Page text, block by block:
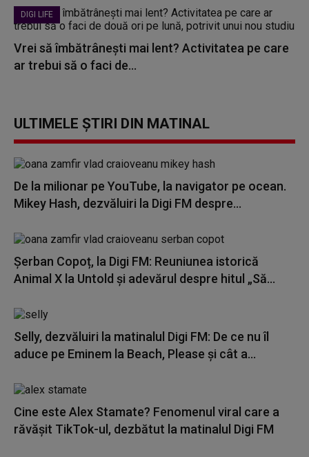
DIGI LIFE
Vrei să îmbătrânești mai lent? Activitatea pe care
ar trebui să o faci de...
ULTIMELE ȘTIRI DIN MATINAL
De la milionar pe YouTube, la navigator pe ocean.
Mikey Hash, dezvăluiri la Digi FM despre...
Șerban Copoț, la Digi FM: Reuniunea istorică
Animal X la Untold și adevărul despre hitul „Să...
Selly, dezvăluiri la matinalul Digi FM: De ce nu îl
aduce pe Eminem la Beach, Please și cât a...
Cine este Alex Stamate? Fenomenul viral care a
răvășit TikTok-ul, dezbătut la matinalul Digi FM